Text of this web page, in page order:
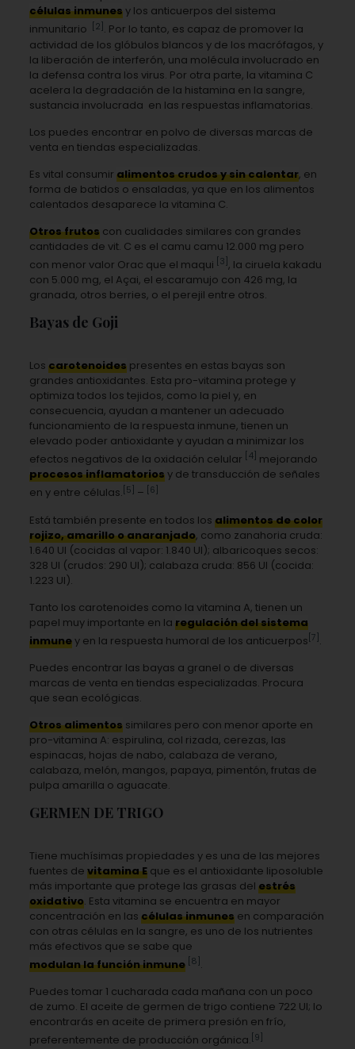
células inmunesy los anticuerpos del sistema
inmunitario [2] . Por lo tanto, es capaz de promover la
actividad de los glóbulos blancos y de los macrófagos, y
la liberación de interferón, una molécula involucrado en
la defensa contra los virus. Por otra parte, la vitamina C
acelera la degradación de la histamina en la sangre,
sustancia involucrada en las respuestas inflamatorias.
Los puedes encontrar en polvo de diversas marcas de
venta en tiendas especializadas.
Es vital consumir alimentos crudos y sin calentar, en
forma de batidos o ensaladas, ya que en los alimentos
calentados desaparece la vitamina C.
Otros frutoscon cualidades similares con grandes
cantidades de vit. C es el camu camu 12.000 mg pero
con menor valor Orac que el maqui [3], la ciruela kakadu
con 5.000 mg, el Açai, el escaramujo con 426 mg, la
granada, otros berries, o el perejil entre otros.
Bayas de Goji
Los carotenoidespresentes en estas bayas son
grandes antioxidantes. Esta pro-vitamina protege y
optimiza todos los tejidos, como la piel y, en
consecuencia, ayudan a mantener un adecuado
funcionamiento de la respuesta inmune, tienen un
elevado poder antioxidante y ayudan a minimizar los
efectos negativos de la oxidación celular [4] mejorando
procesos inflamatoriosy de transducción de señales
en y entre células. [5] – [6]
Está también presente en todos los alimentos de color
rojizo, amarillo o anaranjado, como zanahoria cruda:
1.640 UI (cocidas al vapor: 1.840 UI); albaricoques secos:
328 UI (crudos: 290 UI); calabaza cruda: 856 UI (cocida:
1.223 UI).
Tanto los carotenoides como la vitamina A, tienen un
papel muy importante en la regulación del sistema
inmuney en la respuesta humoral de los anticuerpos [7] .
Puedes encontrar las bayas a granel o de diversas
marcas de venta en tiendas especializadas. Procura
que sean ecológicas.
Otros alimentossimilares pero con menor aporte en
pro-vitamina A: espirulina, col rizada, cerezas, las
espinacas, hojas de nabo, calabaza de verano,
calabaza, melón, mangos, papaya, pimentón, frutas de
pulpa amarilla o aguacate.
GERMEN DE TRIGO
Tiene muchísimas propiedades y es una de las mejores
fuentes de vitamina Eque es el antioxidante liposoluble
más importante que protege las grasas del estrés
oxidativo. Esta vitamina se encuentra en mayor
concentración en las células inmunesen comparación
con otras células en la sangre, es uno de los nutrientes
más efectivos que se sabe que
modulan la función inmune [8] .
Puedes tomar 1 cucharada cada mañana con un poco
de zumo. El aceite de germen de trigo contiene 722 UI; lo
encontrarás en aceite de primera presión en frío,
preferentemente de producción orgánica. [9]